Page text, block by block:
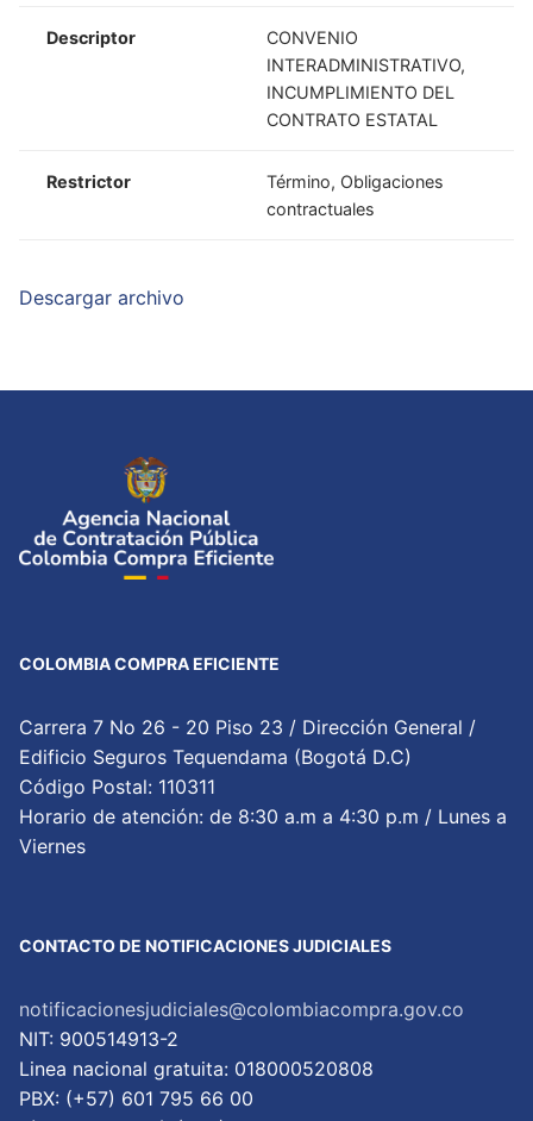
Descriptor
CONVENIO
INTERADMINISTRATIVO,
INCUMPLIMIENTO DEL
CONTRATO ESTATAL
Restrictor
Término, Obligaciones
contractuales
Descargar archivo
COLOMBIA COMPRA EFICIENTE
Carrera 7 No 26 - 20 Piso 23 / Dirección General /
Edificio Seguros Tequendama (Bogotá D.C)
Código Postal: 110311
Horario de atención: de 8:30 a.m a 4:30 p.m / Lunes a
Viernes
CONTACTO DE NOTIFICACIONES JUDICIALES
notificacionesjudiciales@colombiacompra.gov.co
NIT: 900514913-2
Linea nacional gratuita: 018000520808
PBX: (+57) 601 795 66 00